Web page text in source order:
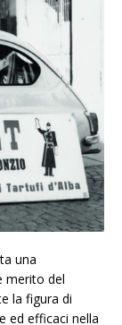
una
merito del
la figura di
ed efficaci nella